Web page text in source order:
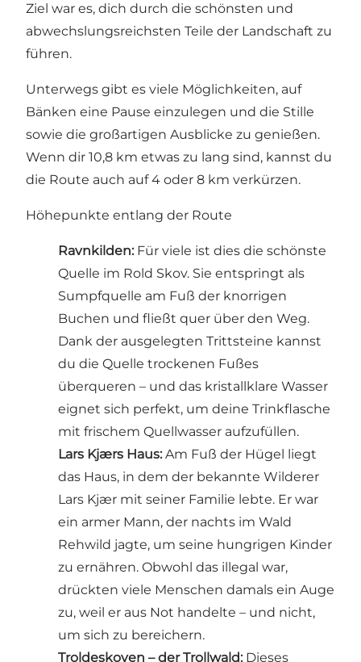
Ziel war es, dich durch die schönsten und
abwechslungsreichsten Teile der Landschaft zu
führen.
Unterwegs gibt es viele Möglichkeiten, auf
Bänken eine Pause einzulegen und die Stille
sowie die großartigen Ausblicke zu genießen.
Wenn dir 10,8 km etwas zu lang sind, kannst du
die Route auch auf 4 oder 8 km verkürzen.
Höhepunkte entlang der Route
Ravnkilden: Für viele ist dies die schönste
Quelle im Rold Skov. Sie entspringt als
Sumpfquelle am Fuß der knorrigen
Buchen und fließt quer über den Weg.
Dank der ausgelegten Trittsteine kannst
du die Quelle trockenen Fußes
überqueren – und das kristallklare Wasser
eignet sich perfekt, um deine Trinkflasche
mit frischem Quellwasser aufzufüllen.
Lars Kjærs Haus: Am Fuß der Hügel liegt
das Haus, in dem der bekannte Wilderer
Lars Kjær mit seiner Familie lebte. Er war
ein armer Mann, der nachts im Wald
Rehwild jagte, um seine hungrigen Kinder
zu ernähren. Obwohl das illegal war,
drückten viele Menschen damals ein Auge
zu, weil er aus Not handelte – und nicht,
um sich zu bereichern.
Troldeskoven – der Trollwald: Dieses